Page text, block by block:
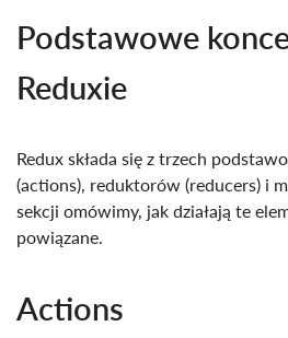
Podstawowe
Reduxie
Redux składa się z trzech
(actions), reduktorów (reducers) i
sekcji omówimy, jak działają te
powiązane.
Actions